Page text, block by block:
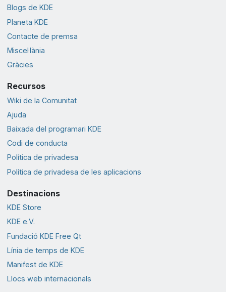
Blogs de KDE
Planeta KDE
Contacte de premsa
Miscel·lània
Gràcies
Recursos
Wiki de la Comunitat
Ajuda
Baixada del programari KDE
Codi de conducta
Política de privadesa
Política de privadesa de les aplicacions
Destinacions
KDE Store
KDE e.V.
Fundació KDE Free Qt
Línia de temps de KDE
Manifest de KDE
Llocs web internacionals